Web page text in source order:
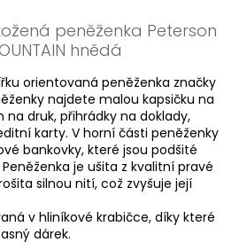
peněženka Peterson
hnědá
orientovaná peněženka značky
najdete malou kapsičku na
druk, přihrádky na doklady,
karty. V horní části peněženky
bankovky, které jsou podšité
je ušita z kvalitní pravé
silnou nití, což zvyšuje její
v hliníkové krabičce, díky které
dárek.